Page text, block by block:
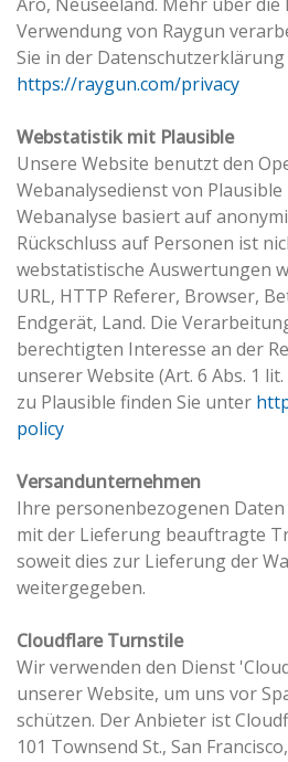
Verwendung von Raygun
Sie in der
https://raygun.com/privacy
Webstatistik mit Plausible
Unsere Website benutzt den
Webanalysedienst von Plausible
Webanalyse basiert auf
Rückschluss auf Personen ist
webstatistische Auswertungen
URL, HTTP Referer, Browser,
Endgerät, Land. Die
berechtigten Interesse an der
unserer Website (Art. 6 Abs. 1
zu Plausible finden Sie unter
policy
Versandunternehmen
Ihre personenbezogenen Daten
mit der Lieferung beauftragte
soweit dies zur Lieferung der
weitergegeben.
Cloudflare Turnstile
Wir verwenden den Dienst
unserer Website, um uns vor
schützen. Der Anbieter ist
101 Townsend St., San